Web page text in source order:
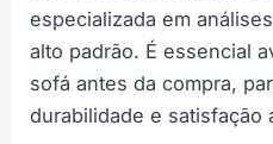
especializada em
alto padrão. É essencial
sofá antes da compra,
durabilidade e satisfação